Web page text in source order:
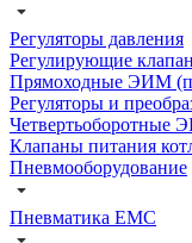
Регуляторы давления
Регулирующие
Прямоходные ЭИМ
Регуляторы и
Четвертьоборотные
Клапаны питания
Пневмооборудование
Пневматика EMC